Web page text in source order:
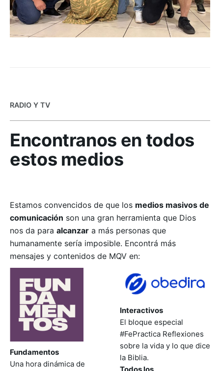
RADIO Y TV
Encontranos en todos
estos medios
Estamos convencidos de que los medios masivos de
comunicación son una gran herramienta que Dios
nos da para alcanzar a más personas que
humanamente sería imposible. Encontrá más
mensajes y contenidos de MQV en:
Fundamentos
Una hora dinámica de
Interactivos
El bloque especial
#FePractica Reflexiones
sobre la vida y lo que dice
la Biblia.